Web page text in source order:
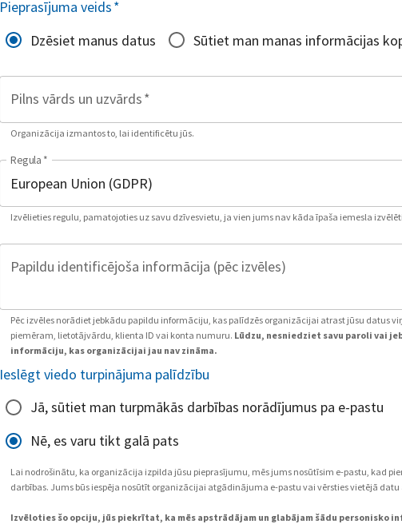
Pieprasījuma veids*
Dzēsiet manus datus
Sūtiet man manas informācijas
Pilns vārds un uzvārds*
Organizācija izmantos to, lai identificētu jūs.
Regula *
Izvēlieties regulu, pamatojoties uz savu dzīvesvietu, ja vien jums nav kāda īpaša iemesla
Papildu identificējoša informācija (pēc izvēles)
Pēc izvēles norādiet jebkādu papildu informāciju, kas palīdzēs organizācijai atrast jūsu datus
piemēram, lietotājvārdu, klienta ID vai konta numuru. Lūdzu, nesniedziet savu paroli vai
informāciju, kas organizācijai jau nav zināma.
Ieslēgt viedo turpinājuma palīdzību
Jā, sūtiet man turpmākās darbības norādījumus pa e-pastu
Nē, es varu tikt galā pats
Lai nodrošinātu, ka organizācija izpilda jūsu pieprasījumu, mēs jums nosūtīsim e-pastu, kad
darbības. Jums būs iespēja nosūtīt organizācijai atgādinājuma e-pastu vai vērsties vietējā
Izvēloties šo opciju, jūs piekrītat, ka mēs apstrādājam un glabājam šādu personisko